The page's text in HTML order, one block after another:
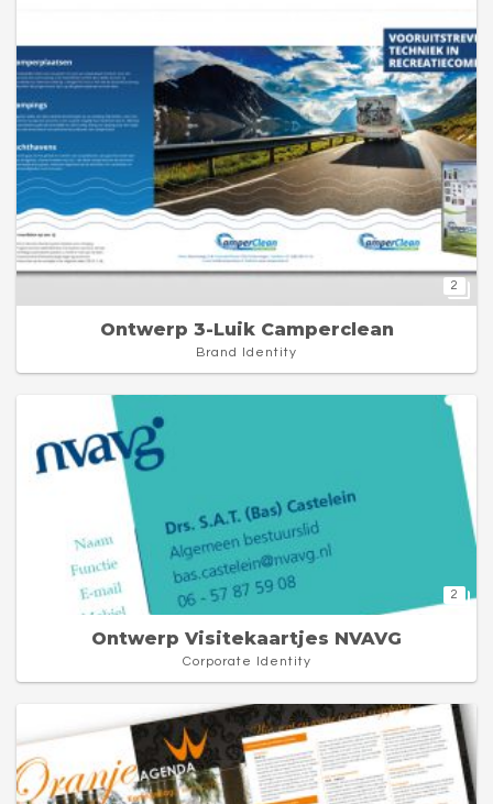
2
Ontwerp 3-Luik Camperclean
Brand Identity
2
Ontwerp Visitekaartjes NVAVG
Corporate Identity